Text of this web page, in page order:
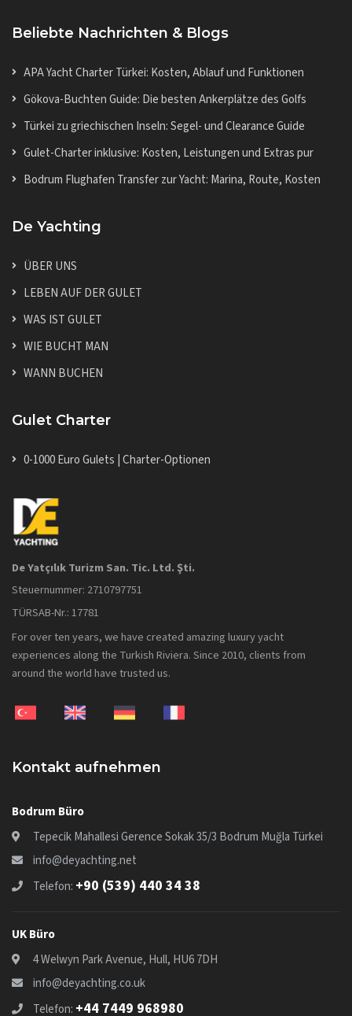
Beliebte Nachrichten & Blogs
APA Yacht Charter Türkei: Kosten, Ablauf und Funktionen
Gökova-Buchten Guide: Die besten Ankerplätze des Golfs
Türkei zu griechischen Inseln: Segel- und Clearance Guide
Gulet-Charter inklusive: Kosten, Leistungen und Extras pur
Bodrum Flughafen Transfer zur Yacht: Marina, Route, Kosten
De Yachting
ÜBER UNS
LEBEN AUF DER GULET
WAS IST GULET
WIE BUCHT MAN
WANN BUCHEN
Gulet Charter
0-1000 Euro Gulets | Charter-Optionen
De Yatçılık Turizm San. Tic. Ltd. Şti.
Steuernummer: 2710797751
TÜRSAB-Nr.: 17781
For over ten years, we have created amazing luxury yacht
experiences along the Turkish Riviera. Since 2010, clients from
around the world have trusted us.
Kontakt aufnehmen
Bodrum Büro
Tepecik Mahallesi Gerence Sokak 35/3 Bodrum Muğla Türkei
info@deyachting.net
Telefon: +90 (539) 440 34 38
UK Büro
4 Welwyn Park Avenue, Hull, HU6 7DH
info@deyachting.co.uk
Telefon: +44 7449 968980